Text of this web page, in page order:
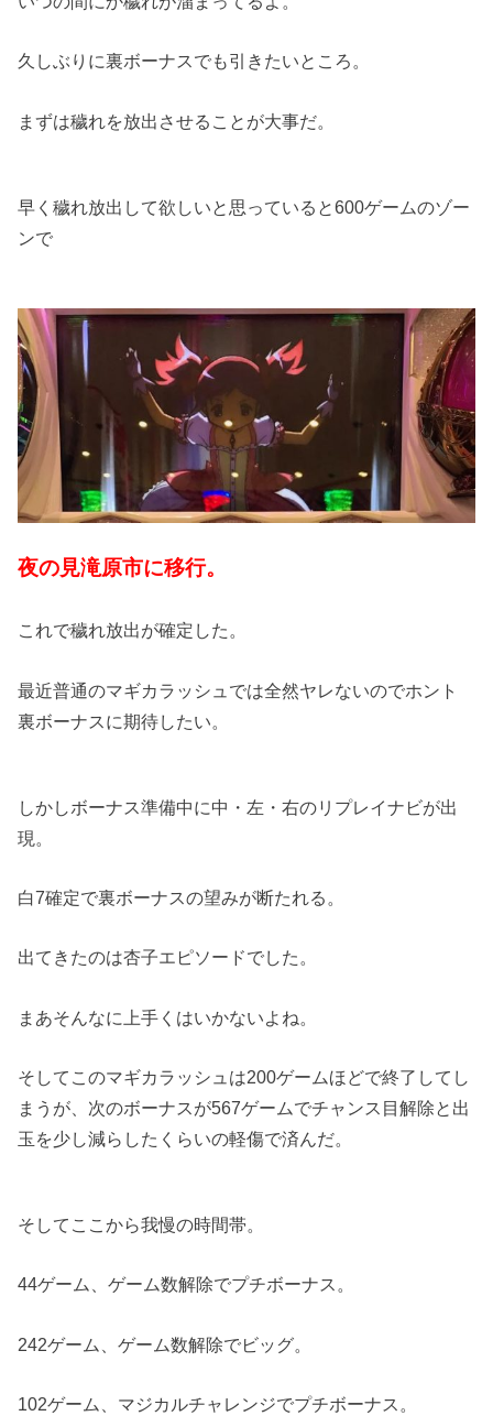
久しぶりに裏ボーナスでも引きたいところ。
まずは穢れを放出させることが大事だ。
早く穢れ放出して欲しいと思っていると600ゲームのゾー
ンで
夜の見滝原市に移行。
これで穢れ放出が確定した。
最近普通のマギカラッシュでは全然ヤレないのでホント
裏ボーナスに期待したい。
しかしボーナス準備中に中・左・右のリプレイナビが出
現。
白7確定で裏ボーナスの望みが断たれる。
出てきたのは杏子エピソードでした。
まあそんなに上手くはいかないよね。
そしてこのマギカラッシュは200ゲームほどで終了してし
まうが、次のボーナスが567ゲームでチャンス目解除と出
玉を少し減らしたくらいの軽傷で済んだ。
そしてここから我慢の時間帯。
44ゲーム、ゲーム数解除でプチボーナス。
242ゲーム、ゲーム数解除でビッグ。
102ゲーム、マジカルチャレンジでプチボーナス。